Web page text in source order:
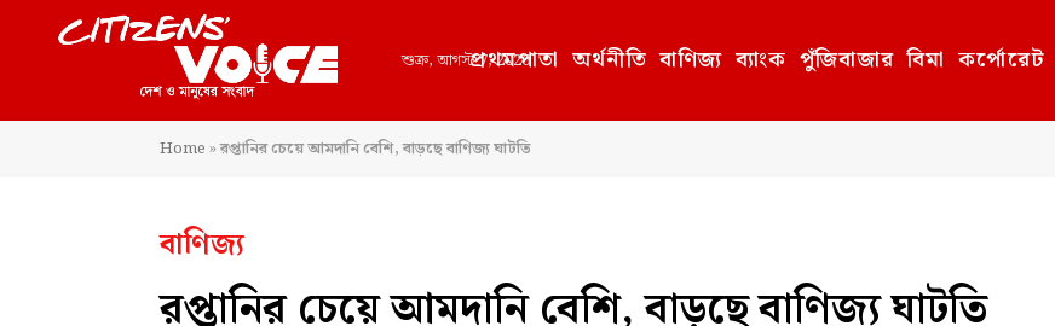
শুক্র, আগস্ট 7, 2026
প্রথমপাতা অর্থনীতি বাণিজ্য ব্যাংক পুঁজিবাজার বিমা কর্পোরেট
Home»রপ্তানির চেয়ে আমদানি বেশি, বাড়ছে বাণিজ্য ঘাটতি
বাণিজ্য
রপ্তানির চেয়ে আমদানি বেশি, বাড়ছে বাণিজ্য ঘাটতি